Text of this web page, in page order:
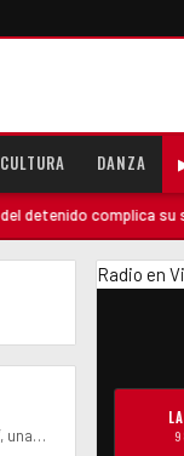
CULTURA DANZA
complica su
una…
Radio en